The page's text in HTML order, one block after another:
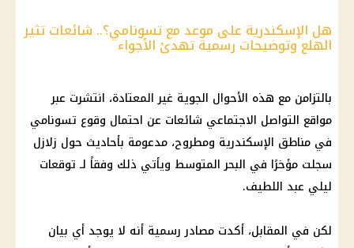
هل الإسكندرية على موعد مع تسونامي؟.. شائعات تثير
الهلع وتوضيحات رسمية تهدئ الأجواء
بالتزامن مع هذه الأحوال الجوية غير المعتادة، انتشرت عبر
مواقع التواصل الاجتماعي شائعات عن احتمال وقوع تسونامي
في مناطق الإسكندرية ومطروح، مدعومة بأحاديث حول زلازل
سجلت مؤخرًا في البحر المتوسط ويأتي ذلك وفقاً لـ توقعات
ليلي عبد اللطيف.
لكن في المقابل، أكدت مصادر رسمية أنه لا يوجد أي بيان